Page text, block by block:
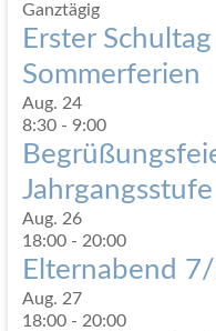
Ganztägig
Erster
Sommerferien
Aug. 24
8:30- 9:00
Aug. 26
18:00- 20:00
Elternabend
Aug. 27
18:00- 20:00